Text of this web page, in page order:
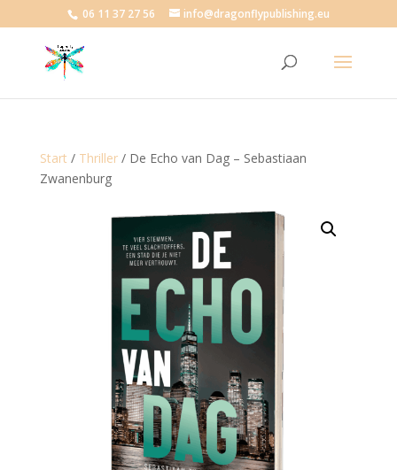
06 11 37 27 56 info@dragonflypublishing.eu
Start / Thriller/ De Echo van Dag – Sebastiaan
Zwanenburg